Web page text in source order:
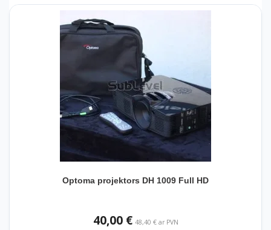
Optoma projektors DH 1009 Full HD
40,00 € 48,40 € ar PVN